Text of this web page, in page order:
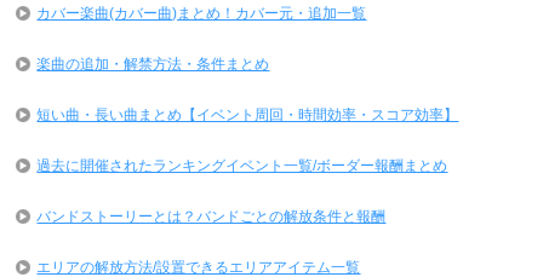
カバー楽曲(カバー曲)まとめ！カバー元・追加一覧
楽曲の追加・解禁方法・条件まとめ
短い曲・長い曲まとめ【イベント周回・時間効率・スコア効率】
過去に開催されたランキングイベント一覧/ボーダー報酬まとめ
バンドストーリーとは？バンドごとの解放条件と報酬
エリアの解放方法/設置できるエリアアイテム一覧